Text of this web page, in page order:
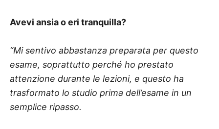
Avevi ansia o eri tranquilla?
“Mi sentivo abbastanza preparata per questo
esame, soprattutto perché ho prestato
attenzione durante le lezioni, e questo ha
trasformato lo studio prima dell’esame in un
semplice ripasso.